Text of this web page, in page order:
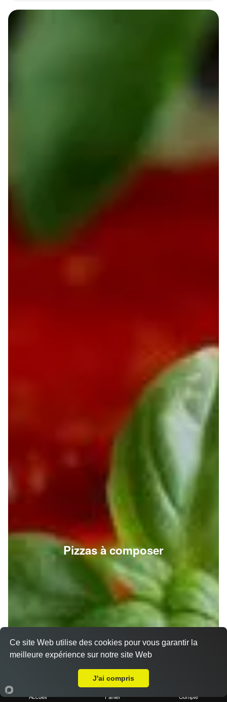
Pizzas à composer
Accueil Panier Compte
Ce site Web utilise des cookies pour vous garantir la
meilleure expérience sur notre site Web
J'ai compris